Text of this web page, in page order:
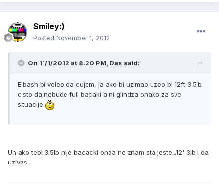
Smiley:)
Posted November 1, 2012
On 11/1/2012 at 8:20 PM, Dax said:
E bash bi voleo da cujem, ja ako bi uzimao uzeo bi 12ft 3.5lb
cisto da nebude full bacaki a ni glindza onako za sve
situacije
Uh ako tebi 3.5lb nije bacacki onda ne znam sta jeste...12' 3lb i da
uzivas...